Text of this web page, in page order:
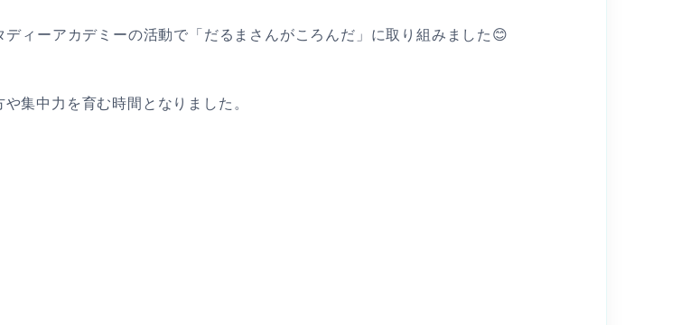
ィーアカデミーの活動で「だるまさんがころんだ」に取り組みました😊
集中力を育む時間となりました。